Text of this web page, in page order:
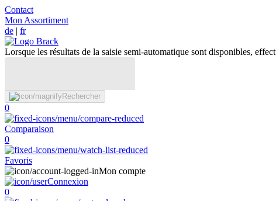
Contact
Mon Assortiment
de | fr
Lorsque les résultats de la saisie semi-automatique sont disponibles,
Rechercher
0
Comparaison
0
Favoris
Mon compte
Connexion
0